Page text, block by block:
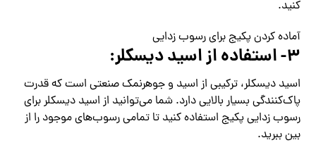
کنید.
آماده کردن پکیج برای رسوب زدایی
۳- استفاده از اسید دیسکلر:
اسید دیسکلر، ترکیبی از اسید و جوهرنمک صنعتی است که قدرت
پاک‌کنندگی بسیار بالایی دارد. شما می‌توانید از اسید دیسکلر برای
رسوب زدایی پکیج استفاده کنید تا تمامی رسوب‌های موجود را از
بین ببرید.